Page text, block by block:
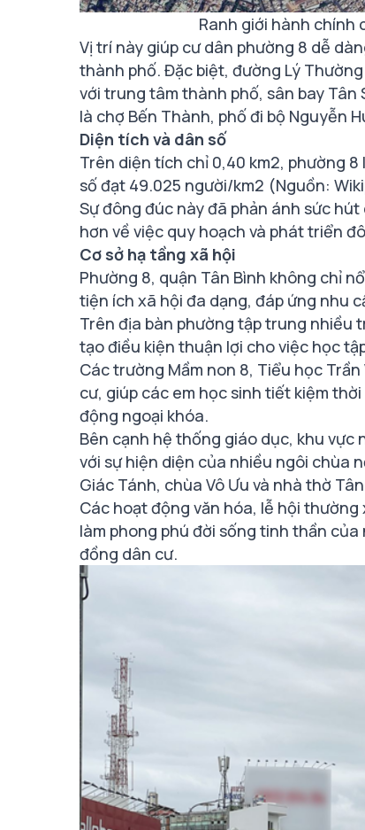
Ranh giới hành chính
Vị trí này giúp cư dân phường 8 dễ
thành phố. Đặc biệt, đường Lý
với trung tâm thành phố, sân bay Tân
là chợ Bến Thành, phố đi bộ Nguyễn
Diện tích và dân số
Trên diện tích chỉ 0,40 km2, phường
số đạt 49.025 người/km2 (Nguồn:
Sự đông đúc này đã phản ánh sức
hơn về việc quy hoạch và phát triển
Cơ sở hạ tầng xã hội
Phường 8, quận Tân Bình không chỉ
tiện ích xã hội đa dạng, đáp ứng nhu
Trên địa bàn phường tập trung nhiều
tạo điều kiện thuận lợi cho việc học
Các trường Mầm non 8, Tiểu học
cư, giúp các em học sinh tiết kiệm
động ngoại khóa.
Bên cạnh hệ thống giáo dục, khu vực
với sự hiện diện của nhiều ngôi chùa
Giác Tánh, chùa Vô Ưu và nhà thờ
Các hoạt động văn hóa, lễ hội
làm phong phú đời sống tinh thần
đồng dân cư.